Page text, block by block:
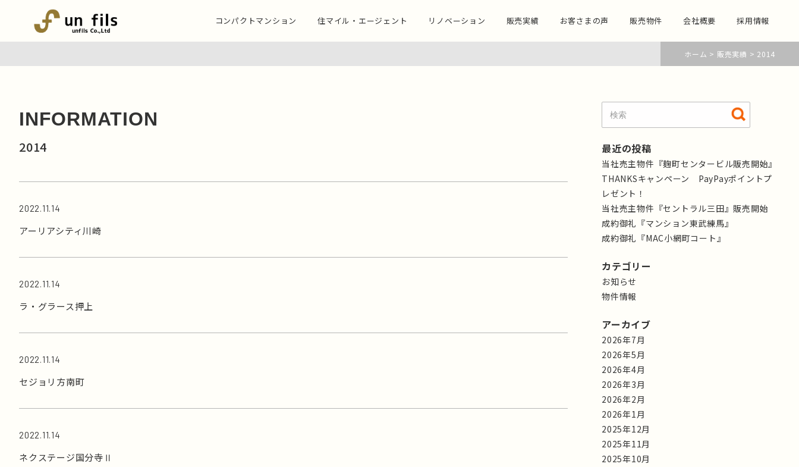
コンパクトマンション 住マイル・エージェント リノベーション 販売実績 お客さまの声 販売物件 会社概要 採用情報
ホーム > 販売実績 > 2014
INFORMATION
2014
2022.11.14
アーリアシティ川崎
2022.11.14
ラ・グラース押上
2022.11.14
セジョリ方南町
2022.11.14
ネクステージ国分寺Ⅱ
最近の投稿
当社売主物件『麹町センタービル販売開始』
THANKSキャンペーン PayPayポイントプ
レゼント！
当社売主物件『セントラル三田』販売開始
成約御礼『マンション東武練馬』
成約御礼『MAC小網町コート』
カテゴリー
お知らせ
物件情報
アーカイブ
2026年7月
2026年5月
2026年4月
2026年3月
2026年2月
2026年1月
2025年12月
2025年11月
2025年10月